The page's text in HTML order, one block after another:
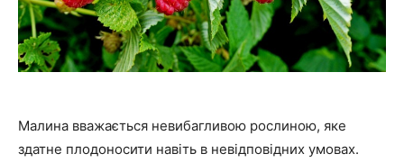
Малина вважається невибагливою рослиною, яке
здатне плодоносити навіть в невідповідних умовах.